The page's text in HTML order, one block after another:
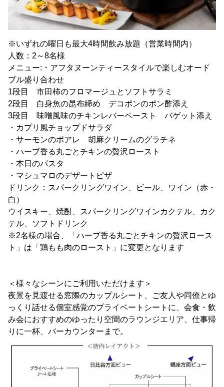
※いずれの曜日も最大4時間飲み放題（営業時間内）
人数：2～8名様
メニュー:・アフタヌーンティースタイルで楽しむオード
ブル盛り合わせ
1段目 市田柿のフロマージュとソフトサラミ
2段目 白身魚の昆布締め デコポンのポン酢添え
3段目 味噌風味のチキンレバーペースト バゲット添え
・カプリ風チョップドサラダ
・サーモンのポアレ 胡麻クリームのグラチネ
・ハーブ香る丸ごとチキンの贅沢ロースト
・本日のパスタ
・マシュマロのデザートピザ
ドリンク：スパークリングワイン、ビール、ワイン（赤・
白）
ウイスキー、焼酎、スパークリングワインカクテル、カク
テル、ソフトドリンク
※2名様の場合、「ハーブ香る丸ごとチキンの贅沢ロース
ト」は「鶏もも肉のロースト」に変更となります
＜様々なシーンにご利用いただけます＞
夜景を見渡せる窓際のカップルシート、ご友人や同僚とゆ
っくり話せる個室感覚のプライベートシートに、会食・飲
み会におすすめのゆったり空間のラウンジエリア、仕事帰
りに一杯、バーカウンターまで。